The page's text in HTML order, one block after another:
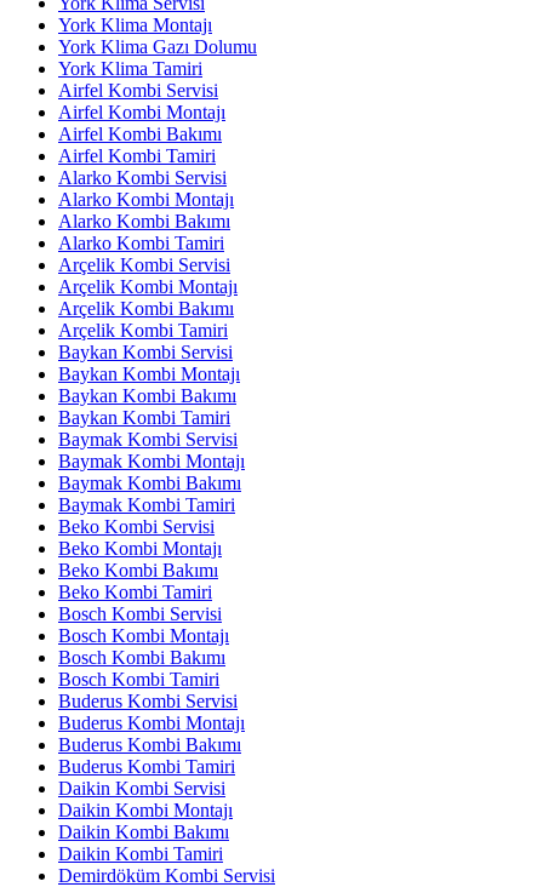
York Klima Montajı
York Klima Gazı Dolumu
York Klima Tamiri
Airfel Kombi Servisi
Airfel Kombi Montajı
Airfel Kombi Bakımı
Airfel Kombi Tamiri
Alarko Kombi Servisi
Alarko Kombi Montajı
Alarko Kombi Bakımı
Alarko Kombi Tamiri
Arçelik Kombi Servisi
Arçelik Kombi Montajı
Arçelik Kombi Bakımı
Arçelik Kombi Tamiri
Baykan Kombi Servisi
Baykan Kombi Montajı
Baykan Kombi Bakımı
Baykan Kombi Tamiri
Baymak Kombi Servisi
Baymak Kombi Montajı
Baymak Kombi Bakımı
Baymak Kombi Tamiri
Beko Kombi Servisi
Beko Kombi Montajı
Beko Kombi Bakımı
Beko Kombi Tamiri
Bosch Kombi Servisi
Bosch Kombi Montajı
Bosch Kombi Bakımı
Bosch Kombi Tamiri
Buderus Kombi Servisi
Buderus Kombi Montajı
Buderus Kombi Bakımı
Buderus Kombi Tamiri
Daikin Kombi Servisi
Daikin Kombi Montajı
Daikin Kombi Bakımı
Daikin Kombi Tamiri
Demirdöküm Kombi Servisi